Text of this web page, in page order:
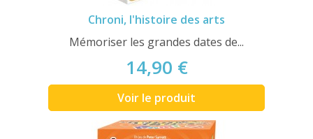
Chroni, l'histoire des arts
Mémoriser les grandes dates de...
14,90 €
Voir le produit